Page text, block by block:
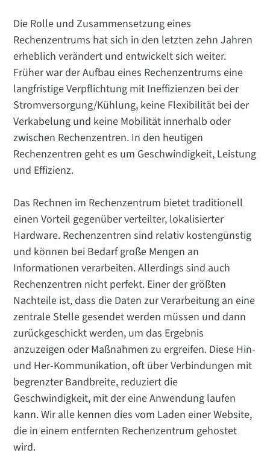
Die Rolle und Zusammensetzung eines
Rechenzentrums hat sich in den letzten zehn Jahren
erheblich verändert und entwickelt sich weiter.
Früher war der Aufbau eines Rechenzentrums eine
langfristige Verpflichtung mit Ineffizienzen bei der
Stromversorgung/Kühlung, keine Flexibilität bei der
Verkabelung und keine Mobilität innerhalb oder
zwischen Rechenzentren. In den heutigen
Rechenzentren geht es um Geschwindigkeit, Leistung
und Effizienz.
Das Rechnen im Rechenzentrum bietet traditionell
einen Vorteil gegenüber verteilter, lokalisierter
Hardware. Rechenzentren sind relativ kostengünstig
und können bei Bedarf große Mengen an
Informationen verarbeiten. Allerdings sind auch
Rechenzentren nicht perfekt. Einer der größten
Nachteile ist, dass die Daten zur Verarbeitung an eine
zentrale Stelle gesendet werden müssen und dann
zurückgeschickt werden, um das Ergebnis
anzuzeigen oder Maßnahmen zu ergreifen. Diese Hin-
und Her-Kommunikation, oft über Verbindungen mit
begrenzter Bandbreite, reduziert die
Geschwindigkeit, mit der eine Anwendung laufen
kann. Wir alle kennen dies vom Laden einer Website,
die in einem entfernten Rechenzentrum gehostet
wird.